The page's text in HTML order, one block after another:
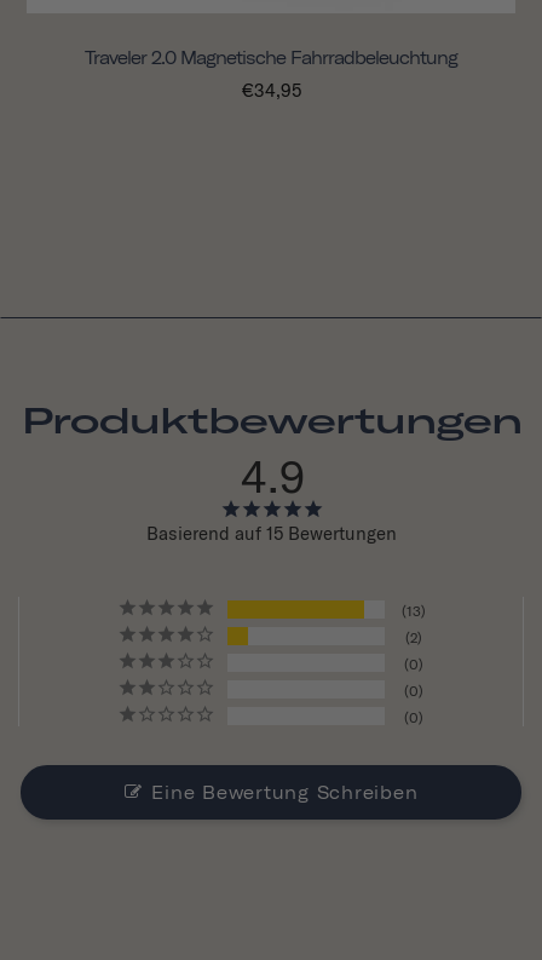
Traveler 2.0 Magnetische Fahrradbeleuchtung
€34,95
Produktbewertungen
4.9
Basierend auf 15 Bewertungen
13
2
0
0
0
Eine Bewertung Schreiben